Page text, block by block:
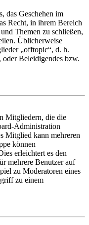
das Geschehen im
Recht, in ihrem Bereich
Themen zu schließen,
Üblicherweise
„offtopic“, d. h.
oder Beleidigendes bzw.
Mitgliedern, die die
Administration
Mitglied kann mehreren
können
erleichtert es den
mehrere Benutzer auf
zu Moderatoren eines
zu einem